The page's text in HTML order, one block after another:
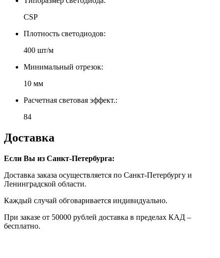
CSP
Плотность светодиодов:
400 шт/м
Минимальный отрезок:
10 мм
Расчетная световая эффект.:
84
Доставка
Если Вы из Санкт-Петербурга:
Доставка заказа осуществляется по Санкт-Петербургу и
Ленинградской области.
Каждый случай обговаривается индивидуально.
При заказе от 50000 рублей доставка в пределах КАД –
бесплатно.